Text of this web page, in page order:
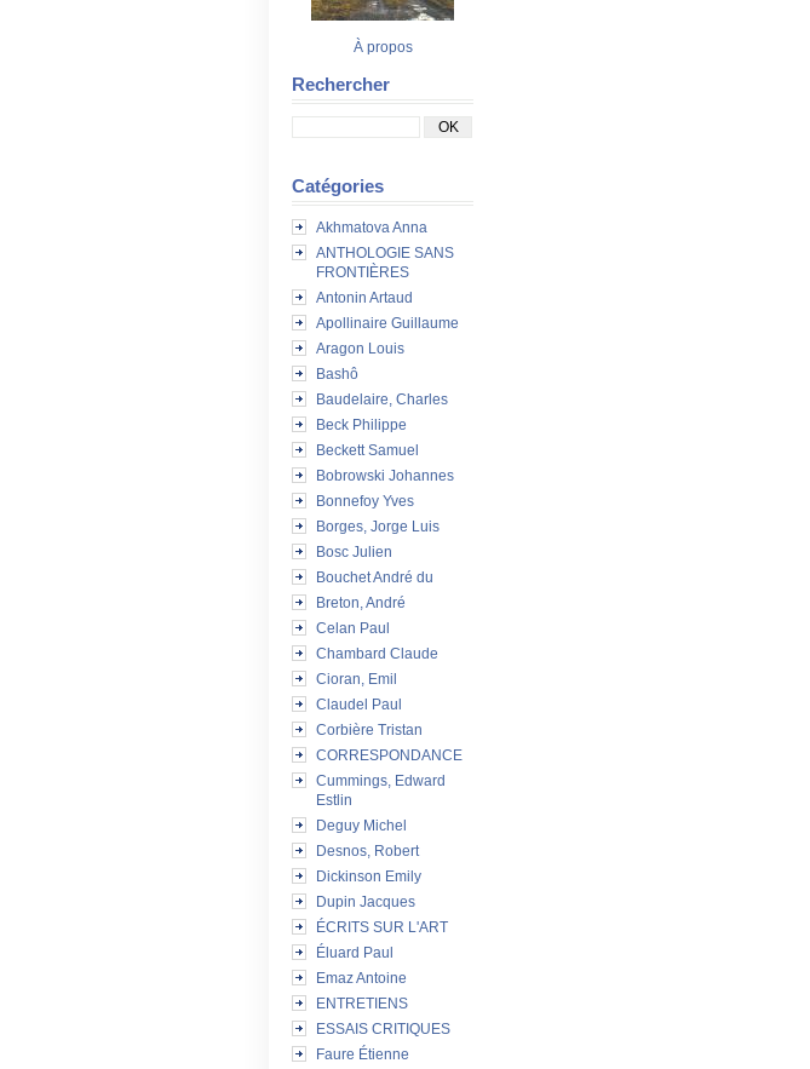
À propos
Rechercher
Catégories
Akhmatova Anna
ANTHOLOGIE SANS
FRONTIÈRES
Antonin Artaud
Apollinaire Guillaume
Aragon Louis
Bashô
Baudelaire, Charles
Beck Philippe
Beckett Samuel
Bobrowski Johannes
Bonnefoy Yves
Borges, Jorge Luis
Bosc Julien
Bouchet André du
Breton, André
Celan Paul
Chambard Claude
Cioran, Emil
Claudel Paul
Corbière Tristan
CORRESPONDANCE
Cummings, Edward
Estlin
Deguy Michel
Desnos, Robert
Dickinson Emily
Dupin Jacques
ÉCRITS SUR L'ART
Éluard Paul
Emaz Antoine
ENTRETIENS
ESSAIS CRITIQUES
Faure Étienne